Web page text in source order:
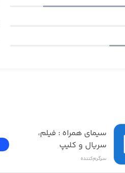
سریال و کلیپ
سرگرم‌کننده